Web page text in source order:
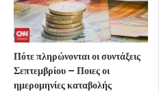
Πότε πληρώνονται οι συντάξεις
Σεπτεμβρίου – Ποιες οι
ημερομηνίες καταβολής